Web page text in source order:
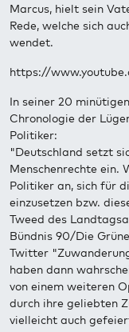
Marcus, hielt sein
Rede, welche sich
wendet.
https://
In seiner 20
Chronologie der
Politiker:
"Deutschland setzt
Menschenrechte ein.
Politiker an, sich für
einzusetzen bzw.
Tweed des
Bündnis 90/Die
Twitter
haben dann
von einem weiteren
durch ihre geliebten
vielleicht auch